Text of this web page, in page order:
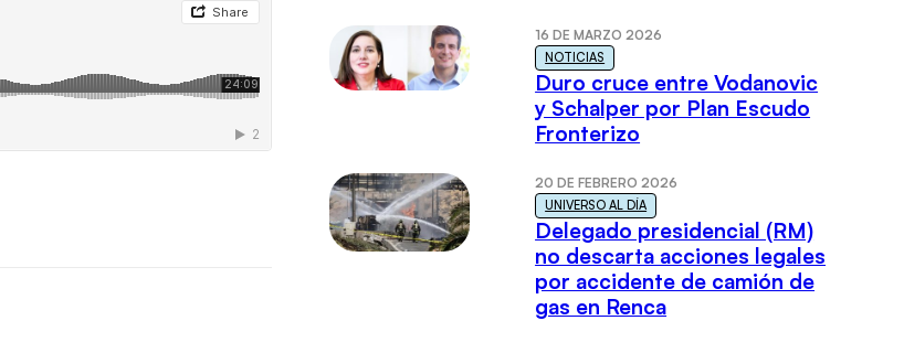
16 DE MARZO 2026
NOTICIAS
Duro cruce entre Vodanovic
y Schalper por Plan Escudo
Fronterizo
20 DE FEBRERO 2026
UNIVERSO AL DÍA
Delegado presidencial (RM)
no descarta acciones legales
por accidente de camión de
gas en Renca